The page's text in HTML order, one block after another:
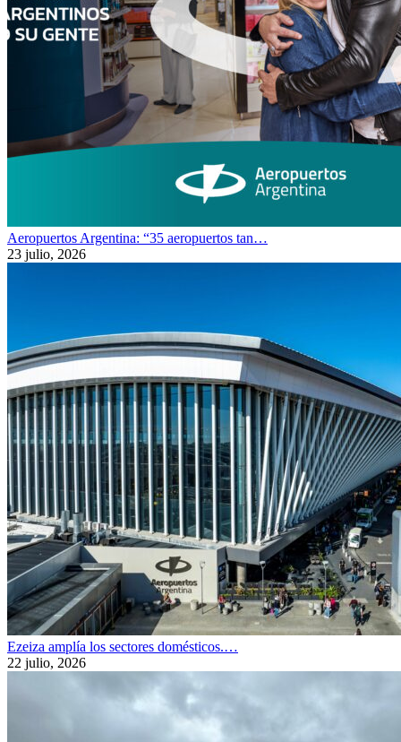
Aeropuertos Argentina: “35 aeropuertos tan…
23 julio, 2026
Ezeiza amplía los sectores domésticos.…
22 julio, 2026